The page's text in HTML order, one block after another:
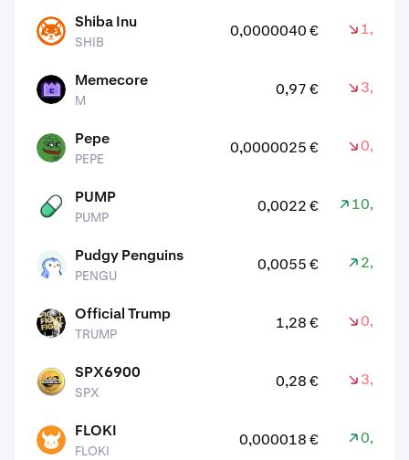
SHIB Shiba Inu
SHIB
0,0000040 € 1,30 %
M Memecore
M
0,97 € 3,40 %
PEPE Pepe
PEPE
0,0000025 € 0,40 %
PUMP PUMP
PUMP
0,0022 € 10,30 %
PENGU Pudgy Penguins
PENGU
0,0055 € 2,00 %
TRUMP Official Trump
TRUMP
1,28 € 0,60 %
SPX SPX6900
SPX
0,28 € 3,30 %
FLOKI FLOKI
FLOKI
0,000018 € 0,70 %